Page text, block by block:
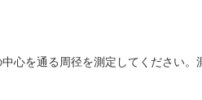
心を通る周径を測定してください